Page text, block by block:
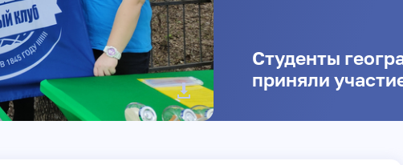
Студенты
приняли